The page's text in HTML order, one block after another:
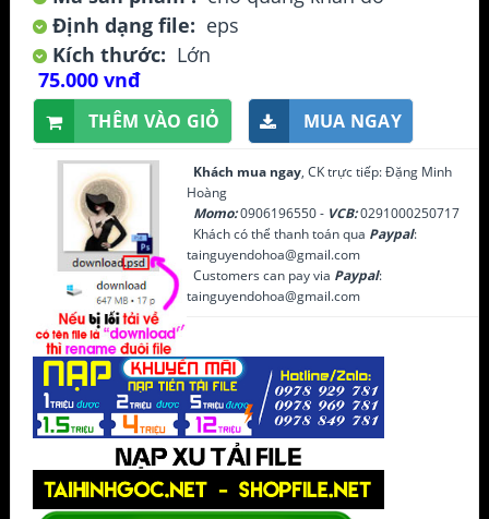
Định dạng file: eps
Kích thước: Lớn
75.000 vnđ
THÊM VÀO GIỎ MUA NGAY
Khách mua ngay, CK trực tiếp: Đặng Minh
Hoàng
Momo:0906196550 - VCB:0291000250717
Khách có thể thanh toán qua Paypal:
tainguyendohoa@gmail.com
Customers can pay via Paypal:
tainguyendohoa@gmail.com